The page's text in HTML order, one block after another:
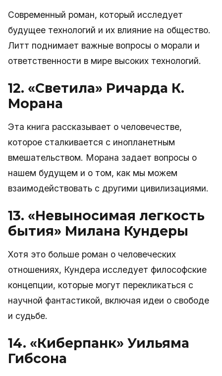
Современный роман, который исследует
будущее технологий и их влияние на общество.
Литт поднимает важные вопросы о морали и
ответственности в мире высоких технологий.
12. «Светила» Ричарда К.
Морана
Эта книга рассказывает о человечестве,
которое сталкивается с инопланетным
вмешательством. Морана задает вопросы о
нашем будущем и о том, как мы можем
взаимодействовать с другими цивилизациями.
13. «Невыносимая легкость
бытия» Милана Кундеры
Хотя это больше роман о человеческих
отношениях, Кундера исследует философские
концепции, которые могут перекликаться с
научной фантастикой, включая идеи о свободе
и судьбе.
14. «Киберпанк» Уильяма
Гибсона